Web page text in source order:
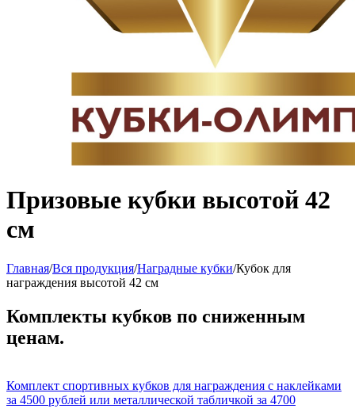
Призовые кубки высотой 42
см
Главная/Вся продукция/Наградные кубки/Кубок для
награждения высотой 42 см
Комплекты кубков по сниженным
ценам.
Комплект спортивных кубков для награждения с наклейками
за 4500 рублей или металлической табличкой за 4700